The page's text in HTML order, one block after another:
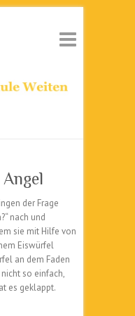
der Frage
nach und
sie mit Hilfe von
Eiswürfel
an dem Faden
so einfach,
es geklappt.